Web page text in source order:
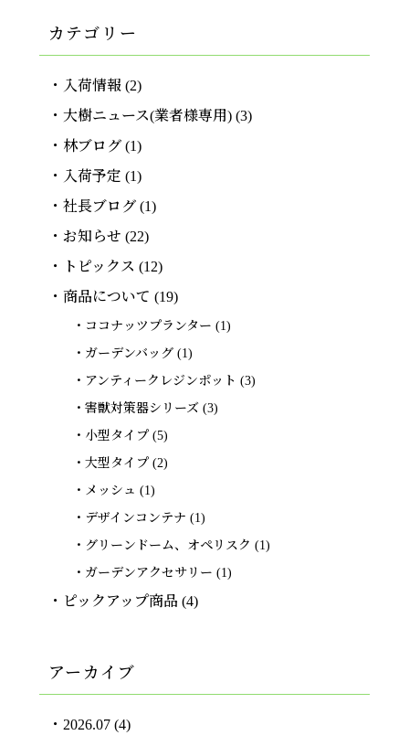
カテゴリー
入荷情報 (2)
大樹ニュース(業者様専用)(3)
林ブログ(1)
入荷予定 (1)
社長ブログ(1)
お知らせ (22)
トピックス (12)
商品について (19)
ココナッツプランター (1)
ガーデンバッグ(1)
アンティークレジンポット (3)
害獣対策器シリーズ(3)
小型タイプ(5)
大型タイプ(2)
メッシュ (1)
デザインコンテナ (1)
グリーンドーム、オペリスク (1)
ガーデンアクセサリー (1)
ピックアップ商品 (4)
アーカイブ
2026.07(4)